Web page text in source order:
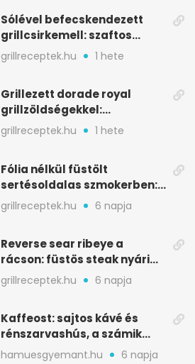
Sólével befecskendezett
grillcsirkemell: szaftos
marad, nem szárad ki
grillreceptek.hu 1 hete
Grillezett dorade royal
grillzöldségekkel:
mediterrán ízek a rostélyról
grillreceptek.hu 1 hete
Fólia nélkül füstölt
sertésoldalas szmokerben:
ropogós bark, 6 óra
grillreceptek.hu 6 napja
Reverse sear ribeye a
rácson: füstös steak nyári
tökkebabbal
grillreceptek.hu 6 napja
Kaffeost: sajtos kávé és
rénszarvashús, a számik
melegítő itala
hamuesgyemant.hu 6 napja